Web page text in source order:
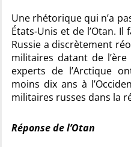
Une rhétorique qui n’a
États-Unis et de l’Otan.
Russie a discrètement
militaires datant de
experts de l’Arctique
moins dix ans à
militaires russes dans la
Réponse de l’Otan